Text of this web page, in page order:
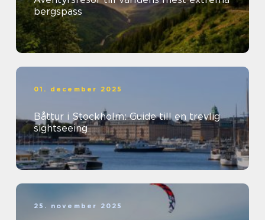
bergspass
01. december 2025
Båttur i Stockholm: Guide till en trevlig
sightseeing
25. november 2025